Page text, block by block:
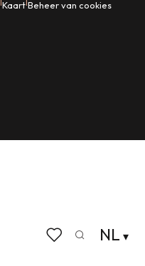
NL
|Kaart|Beheer van cookies